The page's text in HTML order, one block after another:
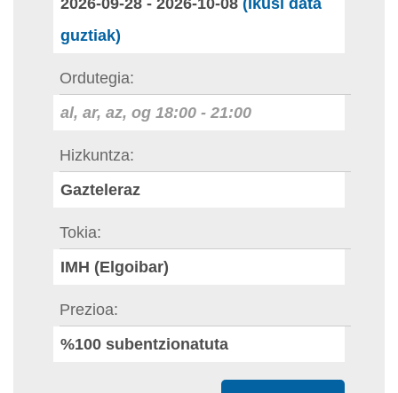
2026-09-28 - 2026-10-08 (Ikusi data
guztiak)
Ordutegia
al, ar, az, og 18:00 - 21:00
Hizkuntza
Gazteleraz
Tokia
IMH (Elgoibar)
Prezioa
%100 subentzionatuta